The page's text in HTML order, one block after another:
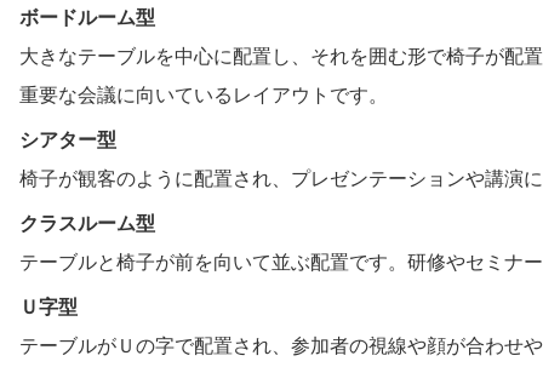
ボードルーム型
大きなテーブルを中心に配置し、それを囲む形で椅子が配
重要な会議に向いているレイアウトです。
シアター型
椅子が観客のように配置され、プレゼンテーションや講演
クラスルーム型
テーブルと椅子が前を向いて並ぶ配置です。研修やセミナ
Ｕ字型
テーブルがＵの字で配置され、参加者の視線や顔が合わせ